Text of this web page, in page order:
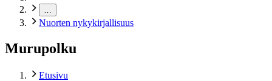
Nuorten nykykirjallisuus
Murupolku
Etusivu